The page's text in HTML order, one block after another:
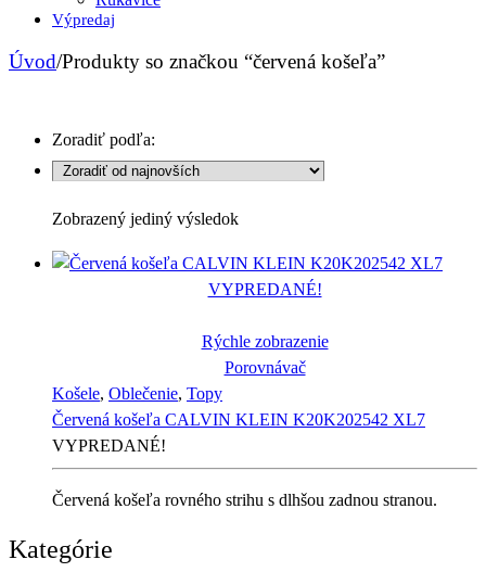
Výpredaj
Úvod/Produkty so značkou “červená košeľa”
Zoradiť podľa:
Zobrazený jediný výsledok
VYPREDANÉ!
Rýchle zobrazenie
Porovnávač
Košele, Oblečenie, Topy
Červená košeľa CALVIN KLEIN K20K202542 XL7
VYPREDANÉ!
Červená košeľa rovného strihu s dlhšou zadnou stranou.
Kategórie